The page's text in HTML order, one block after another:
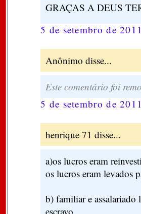
GRAÇAS A DEUS
5 de setembro de
Anônimo disse...
Este comentário foi
5 de setembro de
henrique 71 disse...
a)os lucros eram
os lucros eram levados
b) familiar e assalariado
escravo